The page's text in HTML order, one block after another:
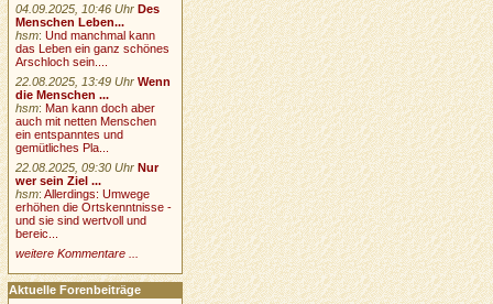
04.09.2025, 10:46 Uhr Des
Menschen Leben...
hsm:Und manchmal kann
das Leben ein ganz schönes
Arschloch sein....
22.08.2025, 13:49 Uhr Wenn
die Menschen ...
hsm:Man kann doch aber
auch mit netten Menschen
ein entspanntes und
gemütliches Pla...
22.08.2025, 09:30 Uhr Nur
wer sein Ziel ...
hsm:Allerdings: Umwege
erhöhen die Ortskenntnisse -
und sie sind wertvoll und
bereic...
weitere Kommentare ...
Aktuelle Forenbeiträge